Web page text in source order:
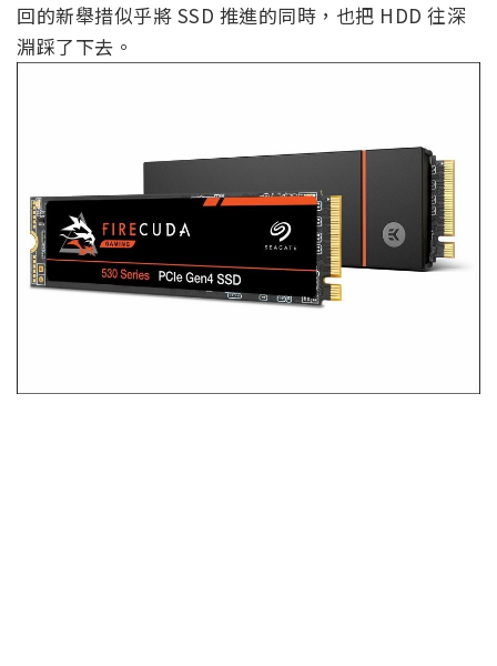
回的新舉措似乎將 SSD 推進的同時，也把 HDD 往深
淵踩了下去。